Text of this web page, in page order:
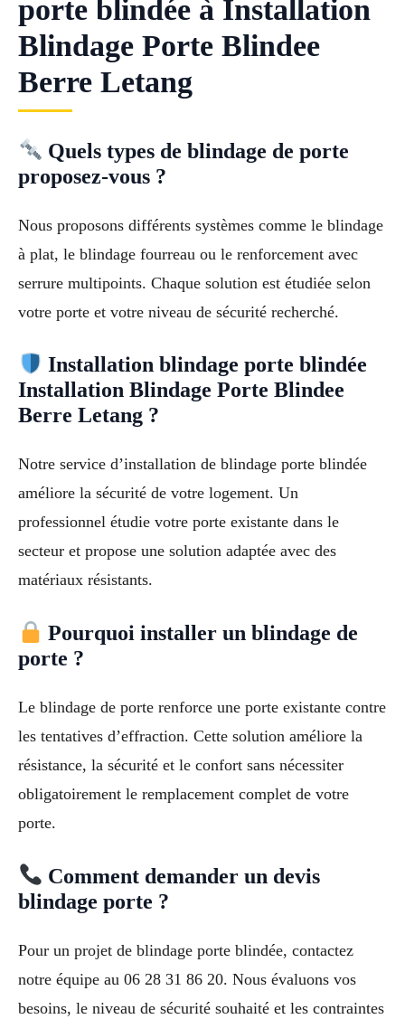
porte blindée à Installation
Blindage Porte Blindee
Berre Letang
Quels types de blindage de porte
proposez-vous ?
Nous proposons différents systèmes comme le blindage
à plat, le blindage fourreau ou le renforcement avec
serrure multipoints. Chaque solution est étudiée selon
votre porte et votre niveau de sécurité recherché.
Installation blindage porte blindée
Installation Blindage Porte Blindee
Berre Letang ?
Notre service d’installation de blindage porte blindée
améliore la sécurité de votre logement. Un
professionnel étudie votre porte existante dans le
secteur et propose une solution adaptée avec des
matériaux résistants.
Pourquoi installer un blindage de
porte ?
Le blindage de porte renforce une porte existante contre
les tentatives d’effraction. Cette solution améliore la
résistance, la sécurité et le confort sans nécessiter
obligatoirement le remplacement complet de votre
porte.
Comment demander un devis
blindage porte ?
Pour un projet de blindage porte blindée, contactez
notre équipe au 06 28 31 86 20. Nous évaluons vos
besoins, le niveau de sécurité souhaité et les contraintes